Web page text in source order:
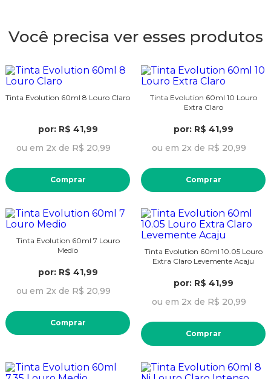
Você precisa ver esses produtos
Tinta Evolution 60ml 8 Louro Claro
por: R$ 41,99
ou em 2x de R$ 20,99
Comprar
Tinta Evolution 60ml 10 Louro
Extra Claro
por: R$ 41,99
ou em 2x de R$ 20,99
Comprar
Tinta Evolution 60ml 7 Louro
Medio
por: R$ 41,99
ou em 2x de R$ 20,99
Comprar
Tinta Evolution 60ml 10.05 Louro
Extra Claro Levemente Acaju
por: R$ 41,99
ou em 2x de R$ 20,99
Comprar